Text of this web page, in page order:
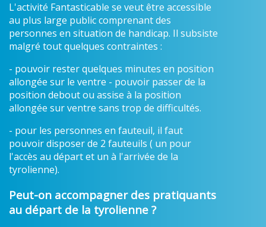
L'activité Fantasticable se veut être accessible
au plus large public comprenant des
personnes en situation de handicap. Il subsiste
malgré tout quelques contraintes :
- pouvoir rester quelques minutes en position
allongée sur le ventre - pouvoir passer de la
position debout ou assise à la position
allongée sur ventre sans trop de difficultés.
- pour les personnes en fauteuil, il faut
pouvoir disposer de 2 fauteuils ( un pour
l'accès au départ et un à l'arrivée de la
tyrolienne).
Peut-on accompagner des pratiquants
au départ de la tyrolienne ?